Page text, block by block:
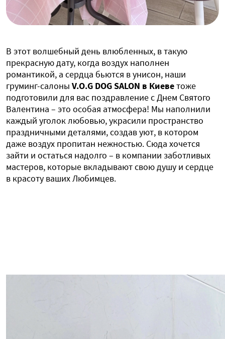
В этот волшебный день влюбленных, в такую
прекрасную дату, когда воздух наполнен
романтикой, а сердца бьются в унисон, наши
груминг-салоны V.O.G DOG SALON в Киеветоже
подготовили для вас поздравление с Днем Святого
Валентина – это особая атмосфера! Мы наполнили
каждый уголок любовью, украсили пространство
праздничными деталями, создав уют, в котором
даже воздух пропитан нежностью. Сюда хочется
зайти и остаться надолго – в компании заботливых
мастеров, которые вкладывают свою душу и сердце
в красоту ваших Любимцев.